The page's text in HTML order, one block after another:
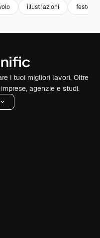
illustrazioni
i tuoi migliori lavori. Oltre
agenzie e studi.